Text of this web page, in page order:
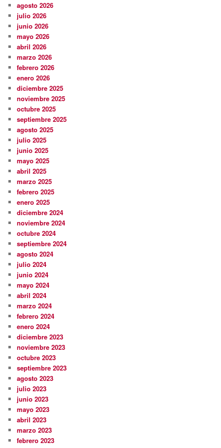
agosto 2026
julio 2026
junio 2026
mayo 2026
abril 2026
marzo 2026
febrero 2026
enero 2026
diciembre 2025
noviembre 2025
octubre 2025
septiembre 2025
agosto 2025
julio 2025
junio 2025
mayo 2025
abril 2025
marzo 2025
febrero 2025
enero 2025
diciembre 2024
noviembre 2024
octubre 2024
septiembre 2024
agosto 2024
julio 2024
junio 2024
mayo 2024
abril 2024
marzo 2024
febrero 2024
enero 2024
diciembre 2023
noviembre 2023
octubre 2023
septiembre 2023
agosto 2023
julio 2023
junio 2023
mayo 2023
abril 2023
marzo 2023
febrero 2023